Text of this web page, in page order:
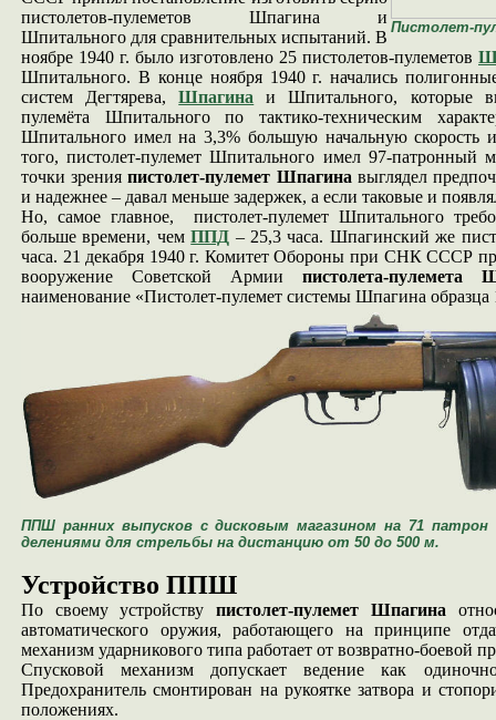
Пистолет-
пистолетов-пулеметов Шпагина и
Шпитального для сравнительных испытаний. В
ноябре 1940 г. было изготовлено 25 пистолетов-пулеметов
Шпитального. В конце ноября 1940 г. начались
систем Дегтярева,Шпагина и Шпитального, которые
пулемёта Шпитального по тактико-техническим
Шпитального имел на 3,3% большую начальную
того, пистолет-пулемет Шпитального имел 97-патронный
точки зренияпистолет-пулемет Шпагина выглядел
и надежнее – давал меньше задержек, а если таковые и
Но, самое главное, пистолет-пулемет Шпитального
больше времени, чемППД – 25,3 часа. Шпагинский же
часа. 21 декабря 1940 г. Комитет Обороны при СНК СССР
вооружение Советской Армии пистолета-пулемета
наименование «Пистолет-пулемет системы Шпагина образца
ППШ ранних выпусков с дисковым магазином на 71
делениями для стрельбы на дистанцию от 50 до 500 м.
Устройство ППШ
По своему устройствупистолет-пулемет Шпагина
автоматического оружия, работающего на принципе
механизм ударникового типа работает от возвратно-боевой
Спусковой механизм допускает ведение как
Предохранитель смонтирован на рукоятке затвора и
положениях.